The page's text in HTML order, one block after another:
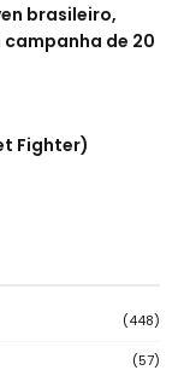
brasileiro,
de 20
Fighter)
(448)
(57)